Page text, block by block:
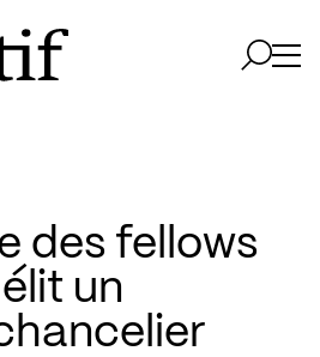
des fellows
un